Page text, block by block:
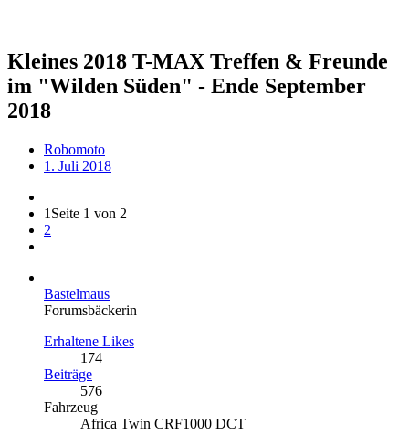
Kleines 2018 T-MAX Treffen & Freunde
im "Wilden Süden" - Ende September
2018
Robomoto
1. Juli 2018
1 Seite 1 von 2
2
Bastelmaus
Forumsbäckerin
Erhaltene Likes
174
Beiträge
576
Fahrzeug
Africa Twin CRF1000 DCT